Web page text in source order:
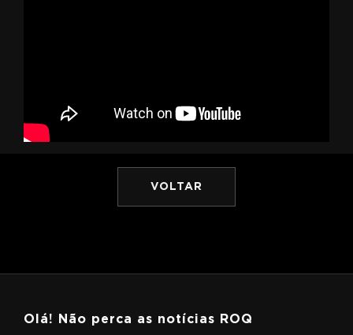
VOLTAR
Olá! Não perca as notícias ROQ